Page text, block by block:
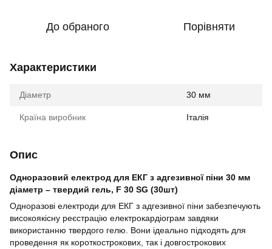
До обраного Порівняти
Характеристики
Діаметр 30 мм
Країна виробник Італія
Опис
Одноразовий електрод для ЕКГ з адгезивної піни 30 мм
діаметр – твердий гель, F 30 SG (30шт)
Одноразові електроди для ЕКГ з адгезивної піни забезпечують
високоякісну реєстрацію електрокардіограм завдяки
використанню твердого гелю. Вони ідеально підходять для
проведення як короткострокових, так і довгострокових